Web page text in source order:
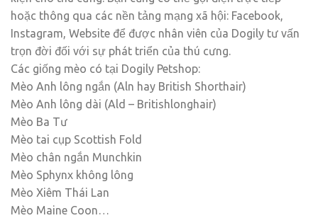
hoặc thông qua các nền tảng mạng xã hội: Facebook,
Instagram, Website để được nhân viên của Dogily tư vấn
trọn đời đối với sự phát triển của thú cưng.
Các giống mèo có tại Dogily Petshop:
Mèo Anh lông ngắn (Aln hay British Shorthair)
Mèo Anh lông dài (Ald – Britishlonghair)
Mèo Ba Tư
Mèo tai cụp Scottish Fold
Mèo chân ngắn Munchkin
Mèo Sphynx không lông
Mèo Xiêm Thái Lan
Mèo Maine Coon…